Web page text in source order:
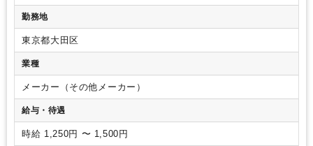
持ちの方優遇
勤務地
東京都大田区
業種
メーカー（その他メーカー）
給与・待遇
時給 1,250円 〜 1,500円